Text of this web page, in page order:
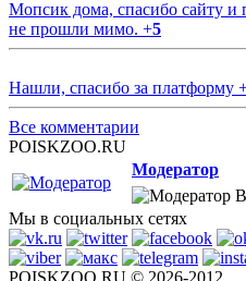
Мопсик дома, спасибо сайту
не прошли мимо. +5
Нашли, спасибо за платформу
Все комментарии
POISKZOO.RU
Модератор
Мы в социальных сетях